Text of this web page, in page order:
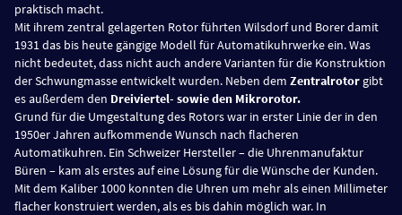
praktisch macht.
Mit ihrem zentral gelagerten Rotor führten Wilsdorf und Borer damit
1931 das bis heute gängige Modell für Automatikuhrwerke ein. Was
nicht bedeutet, dass nicht auch andere Varianten für die Konstruktion
der Schwungmasse entwickelt wurden. Neben dem Zentralrotor gibt
es außerdem den Dreiviertel- sowie den Mikrorotor.
Grund für die Umgestaltung des Rotors war in erster Linie der in den
1950er Jahren aufkommende Wunsch nach flacheren
Automatikuhren. Ein Schweizer Hersteller – die Uhrenmanufaktur
Büren – kam als erstes auf eine Lösung für die Wünsche der Kunden.
Mit dem Kaliber 1000 konnten die Uhren um mehr als einen Millimeter
flacher konstruiert werden, als es bis dahin möglich war. In